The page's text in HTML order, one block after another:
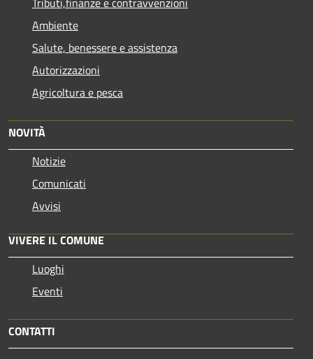
Ambiente
Salute, benessere e assistenza
Autorizzazioni
Agricoltura e pesca
NOVITÀ
Notizie
Comunicati
Avvisi
VIVERE IL COMUNE
Luoghi
Eventi
CONTATTI